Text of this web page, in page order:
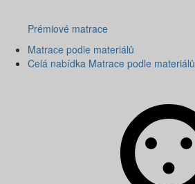
Prémiové matrace
Matrace podle materiálů
Celá nabídka Matrace podle materiálů